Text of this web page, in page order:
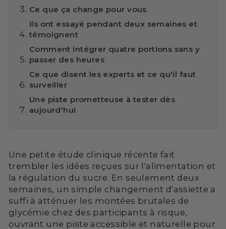
Ce que ça change pour vous
Ils ont essayé pendant deux semaines et
témoignent
Comment intégrer quatre portions sans y
passer des heures
Ce que disent les experts et ce qu'il faut
surveiller
Une piste prometteuse à tester dès
aujourd'hui
Une petite étude clinique récente fait
trembler les idées reçues sur l'alimentation et
la régulation du sucre. En seulement deux
semaines, un simple changement d'assiette a
suffi à atténuer les montées brutales de
glycémie chez des participants à risque,
ouvrant une piste accessible et naturelle pour